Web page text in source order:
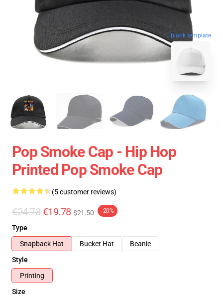
blank template
Pop Smoke Cap - Hip Hop
Printed Pop Smoke Cap
(5 customer reviews)
€24.73 €19.78 $21.50 -20%
Type
Snapback Hat
Bucket Hat
Beanie
Style
Printing
Size